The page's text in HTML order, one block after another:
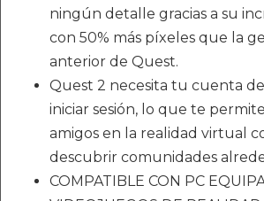
ningún detalle gracias a su
con 50% más píxeles que la
anterior de Quest.
Quest 2 necesita tu cuenta
iniciar sesión, lo que te
amigos en la realidad virtual
descubrir comunidades
COMPATIBLE CON PC